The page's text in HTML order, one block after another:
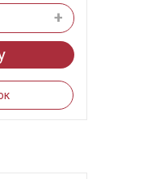
+